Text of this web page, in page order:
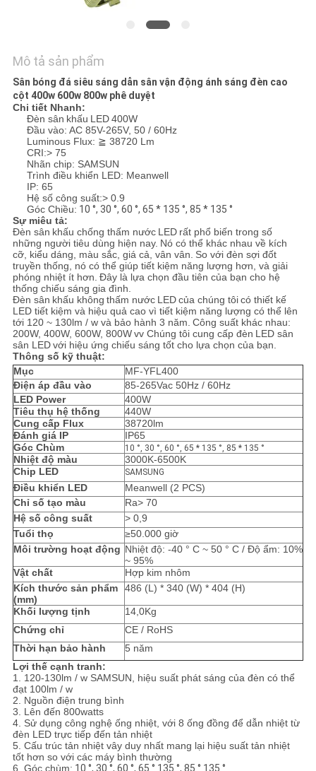
ĐỒ
TRANG
WEB
PRIVACY
POLICY
Mô tả sản phẩm
Sân bóng đá siêu sáng dẫn sân vận động ánh sáng đèn cao
cột 400w 600w 800w phê duyệt
Chi tiết Nhanh:
Đèn sân khấu LED400W
Đầu vào: AC 85V-265V, 50 / 60Hz
Luminous Flux: ≧ 38720 Lm
CRI:> 75
Nhãn chip: SAMSUN
Trình điều khiển LED: Meanwell
IP: 65
Hệ số công suất:> 0.9
Góc Chiều: 10 °, 30 °, 60 °, 65 * 135 °, 85 * 135 °
Sự miêu tả:
Đèn sân khấu chống thấm nước LED rất phổ biến trong số
những người tiêu dùng hiện nay. Nó có thể khác nhau về kích
cỡ, kiểu dáng, màu sắc, giá cả, vân vân. So với đèn sợi đốt
truyền thống, nó có thể giúp tiết kiệm năng lượng hơn, và giải
phóng nhiệt ít hơn. Đây là lựa chọn đầu tiên của bạn cho hệ
thống chiếu sáng gia đình.
Đèn sân khấu không thấm nước LEDcủa chúng tôicó thiết kế
LED tiết kiệm và hiệu quả cao vì tiết kiệm năng lượng có thể lên
tới 120 ~ 130lm / w và bảo hành 3 năm. Công suất khác nhau:
200W, 400W, 600W, 800Wvv Chúng tôi cung cấp đèn LED sân
sân LEDvới hiệu ứng chiếu sáng tốt cho lựa chọn của bạn.
Thông số kỹ thuật:
Mục
MF-YFL400
Điện áp đầu vào
85-265Vac 50Hz / 60Hz
LED Power
400W
Tiêu thụ hệ thống
440W
Cung cấp Flux
38720lm
Đánh giá IP
IP65
Góc Chùm
10 °, 30 °, 60 °, 65 * 135 °, 85 * 135 °
Nhiệt độ màu
3000K-6500K
Chip LED
SAMSUNG
Điều khiển LED
Meanwell (2 PCS)
Chỉ số tạo màu
Ra> 70
Hệ số công suất
> 0,9
Tuổi thọ
≥50.000 giờ
Môi trường hoạt động Nhiệt độ: -40 ° C ~ 50 ° C / Độ ẩm: 10%
~ 95%
Vật chất
Hợp kim nhôm
Kích thước sản phẩm
(mm)
486 (L) * 340 (W) * 404 (H)
Khối lượng tịnh
14,0Kg
Chứng chỉ
CE / RoHS
Thời hạn bảo hành
5 năm
Lợi thế cạnh tranh:
1. 120-130lm / w SAMSUN, hiệu suất phát sáng của đèn có thể
đạt 100lm / w
2. Nguồn điện trung bình
3. Lên đến 800watts
4. Sử dụng công nghệ ống nhiệt, với 8 ống đồng để dẫn nhiệt từ
đèn LED trực tiếp đến tản nhiệt
5. Cấu trúc tản nhiệt vây duy nhất mang lại hiệu suất tản nhiệt
tốt hơn so với các máy bình thường
6. Góc chùm: 10 °, 30 °, 60 °, 65 ° 135 °, 85 ° 135 °